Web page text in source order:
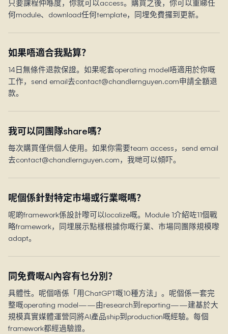
只要課程仲喺度，你就可以access。購買之後，你可以重睇任
何module、download任何template，同埋免費攞到更新。
如果唔適合我點算？
14日無條件退款保證。如果呢套operating model唔適用於你嘅
工作，send email去contact@chandlernguyen.com申請全額退
款。
我可以同團隊share嗎？
每次購買僅供個人使用。如果你需要team access，send email
去contact@chandlernguyen.com，我哋可以傾吓。
呢個係針對特定市場或行業嘅嗎？
呢啲framework係設計嚟可以localize嘅。Module 1介紹咗11個戰
略framework，同埋展示點樣根據你嘅行業、市場同團隊規模嚟
adapt。
同免費嘅AI內容有乜分別？
具體性。呢個唔係「用ChatGPT嘅10種方法」。呢個係一套完
整嘅operating model——由research到reporting——建基於大
規模真實媒體運營同將AI產品ship到production嘅經驗。每個
framework都經過驗證。